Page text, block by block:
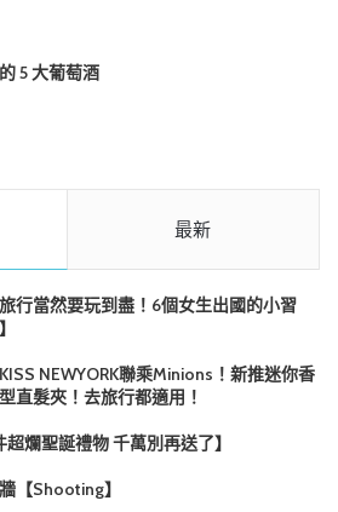
5 大葡萄酒
最新
旅行當然要玩到盡！6個女生出國的小習
NEWYORK聯乘Minions！新推迷你香
直髮夾！去旅行都適用！
超爛聖誕禮物 千萬別再送了】
【Shooting】